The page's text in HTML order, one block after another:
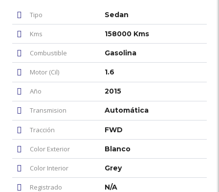
Tipo Sedan
Kms 158000 Kms
Combustible Gasolina
Motor (Cil) 1.6
Año 2015
Transmision Automática
Tracción FWD
Color Exterior Blanco
Color Interior Grey
Registrado N/A